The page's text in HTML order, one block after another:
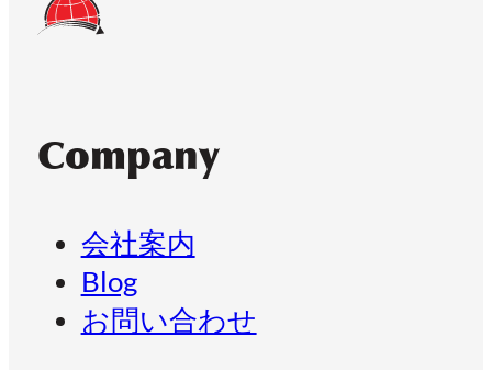
Company
会社案内
Blog
お問い合わせ